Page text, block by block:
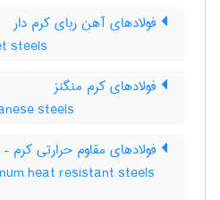
فولادهای آهن ربای کرم دار
steels
فولادهای کرم منگنز
steels
فولادهای مقاوم حرارتی کرم
heat resistant steels